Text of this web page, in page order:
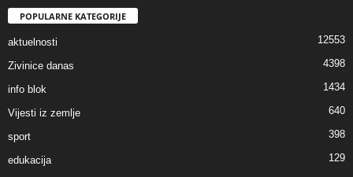
POPULARNE KATEGORIJE
aktuelnosti 12553
Zivinice danas 4398
info blok 1434
Vijesti iz zemlje 640
sport 398
edukacija 129